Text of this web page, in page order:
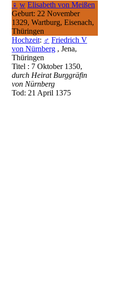
♀ w Elisabeth von Meißen
Geburt: 22 November
1329, Wartburg, Eisenach,
Thüringen
Hochzeit: ♂ Friedrich V
von Nürnberg , Jena,
Thüringen
Titel : 7 Oktober 1350,
durch Heirat Burggräfin
von Nürnberg
Tod: 21 April 1375